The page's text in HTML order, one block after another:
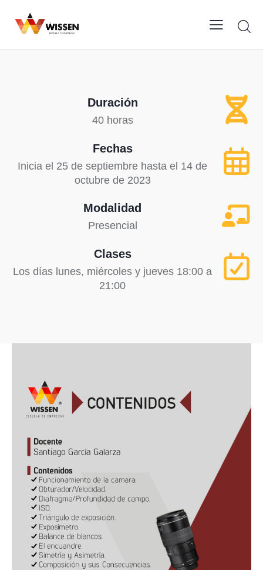
Duración
40 horas
Fechas
Inicia el 25 de septiembre hasta el 14 de
octubre de 2023
Modalidad
Presencial
Clases
Los días lunes, miércoles y jueves 18:00 a
21:00